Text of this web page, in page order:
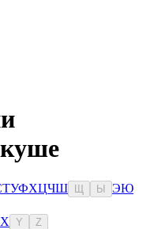
ТУФХЦЧШ Ы ЭЮ
X Y Z